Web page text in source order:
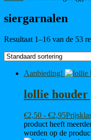
siergarnalen
Resultaat 1–16 van de 53
Aanbieding!
lollie
€2,50 - €2,95
product heeft
worden op de